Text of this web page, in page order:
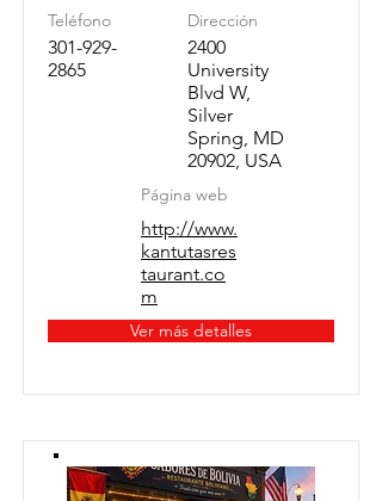
Teléfono
301-929-
2865
Dirección
2400
University
Blvd W,
Silver
Spring, MD
20902, USA
Página web
http://www.
kantutasres
taurant.co
m
Ver más detalles